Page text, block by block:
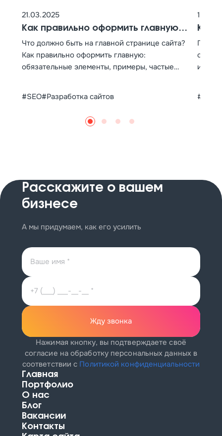
21.03.2025
Как правильно оформить главную
страницу сайта
Что должно быть на главной странице сайта?
Как правильно оформить главную:
обязательные элементы, примеры, частые
#SEO#Разработка сайтов
Как
Расскажите о вашем
бизнесе
А мы придумаем, как его усилить
Жду звонка
Нажимая кнопку, вы подтверждаете своё
согласие на обработку персональных данных в
соответствии с Политикой конфиденциальности
Главная
Портфолио
О нас
Блог
Вакансии
Контакты